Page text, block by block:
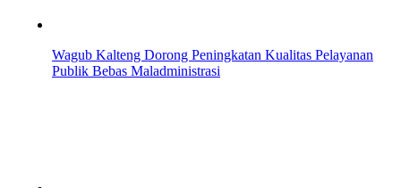
Wagub Kalteng Dorong Peningkatan Kualitas Pelayanan
Publik Bebas Maladministrasi